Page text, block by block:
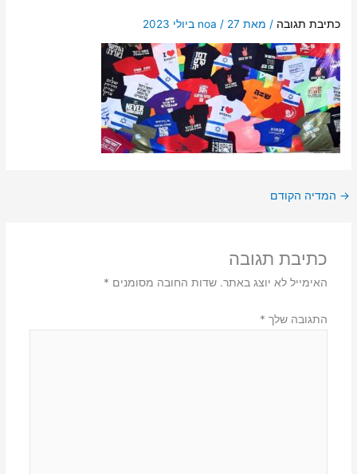
כתיבת תגובה / מאת noa / 27 ביולי 2023
→ המדיה הקודם
כתיבת תגובה
האימייל לא יוצג באתר. שדות החובה מסומנים *
התגובה שלך *